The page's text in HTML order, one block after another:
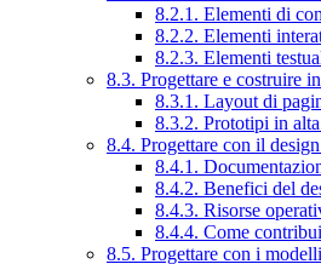
8.2.1. Elementi di
8.2.2. Elementi
8.2.3. Elementi
8.3. Progettare e costruire
8.3.1. Layout di
8.3.2. Prototipi in
8.4. Progettare con il
8.4.1.
8.4.2. Benefici del
8.4.3. Risorse
8.4.4. Come
8.5. Progettare con i